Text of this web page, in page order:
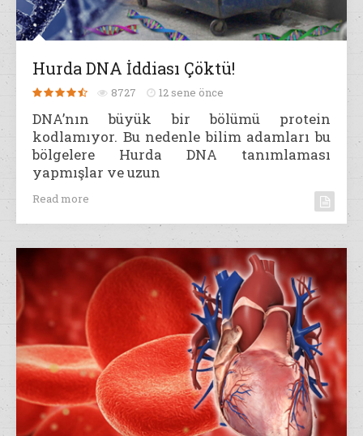
Hurda DNA İddiası Çöktü!
8727 12 sene önce
DNA’nın büyük bir bölümü protein
kodlamıyor. Bu nedenle bilim adamları bu
bölgelere Hurda DNA tanımlaması
yapmışlar ve uzun
Read more